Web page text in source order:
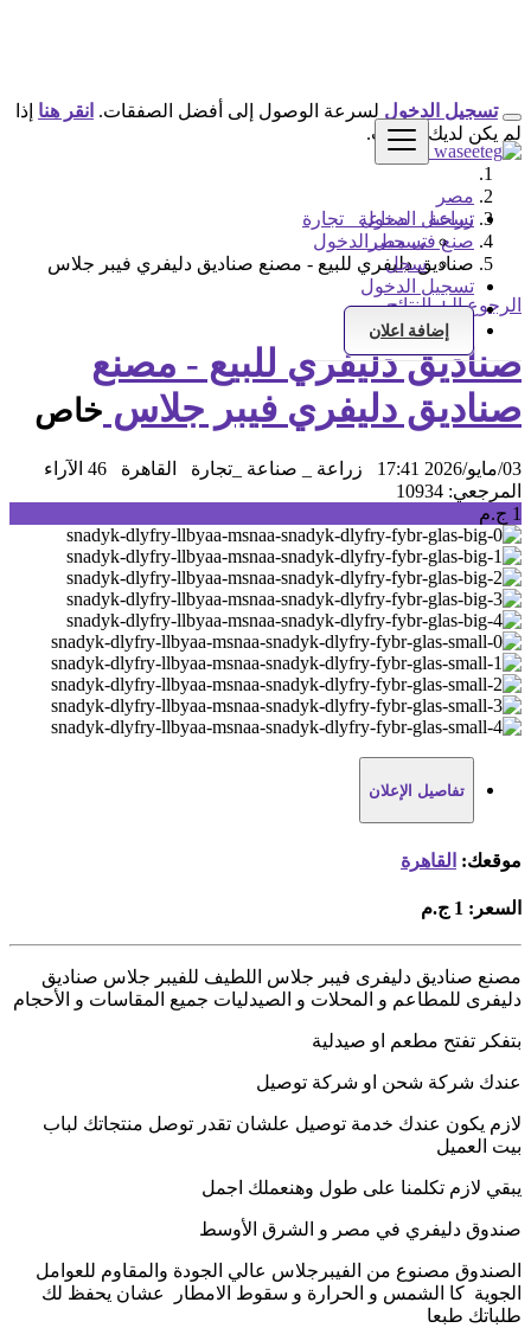
تسجيل الدخول
تسجيل الدخول
سجل
تسجيل الدخول
سجل
إضافة اعلان
تسجيل الدخول لسرعة الوصول إلى أفضل الصفقات. انقر هنا إذا
لم يكن لديك حساب.
مصر
زراعة _ صناعة _تجارة
صنع فى مصر
صناديق دليفري للبيع - مصنع صناديق دليفري فيبر جلاس
الرجوع إلى النتائج
صناديق دليفري للبيع - مصنع
صناديق دليفري فيبر جلاس خاص
03/مايو/2026 17:41 زراعة _ صناعة _تجارة القاهرة
46 الآراء
المرجعي: 10934
1 ج.م
تفاصيل الإعلان
موقعك: القاهرة
السعر: 1 ج.م
مصنع صناديق دليفرى فيبر جلاس اللطيف للفيبر جلاس صناديق
دليفرى للمطاعم و المحلات و الصيدليات جميع المقاسات و الأحجام
بتفكر تفتح مطعم او صيدلية
عندك شركة شحن او شركة توصيل
لازم يكون عندك خدمة توصيل علشان تقدر توصل منتجاتك لباب
بيت العميل
يبقي لازم تكلمنا على طول وهنعملك اجمل
صندوق دليفري في مصر و الشرق الأوسط
الصندوق مصنوع من الفيبرجلاس عالي الجودة والمقاوم للعوامل
الجوية كا الشمس و الحرارة و سقوط الامطار عشان يحفظ لك
طلباتك طبعا